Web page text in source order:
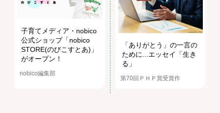
子育てメディア・nobico
公式ショップ「nobico
STORE(のびこすとあ)」
がオープン！
nobico編集部
「ありがとう」の一言の
ために...エッセイ「生き
る」
第70回ＰＨＰ賞受賞作